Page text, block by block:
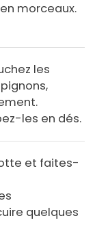
morceaux.
les
les en dés.
et faites-
quelques